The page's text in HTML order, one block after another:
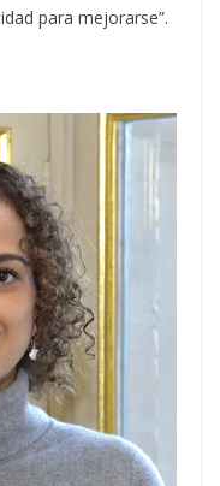
para mejorarse”.